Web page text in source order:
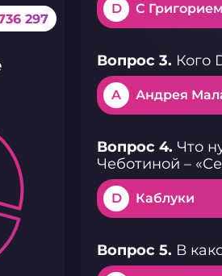
297
D С
Вопрос 3. Кого
A Андрея
Вопрос 4. Что
Чеботиной –
D Каблуки
Вопрос 5. В